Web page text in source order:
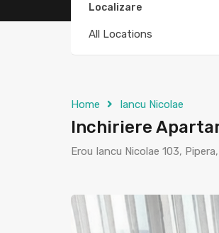
Localizare
All Locations
Home Iancu Nicolae
Inchiriere
Erou Iancu Nicolae 103,